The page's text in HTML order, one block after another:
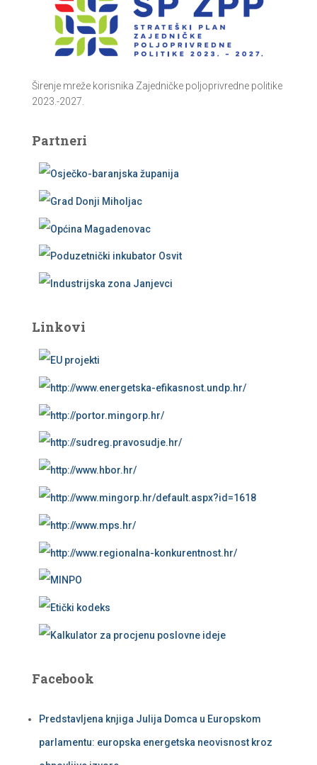
Širenje mreže korisnika Zajedničke poljoprivredne politike
2023.-2027.
Partneri
Linkovi
Facebook
Predstavljena knjiga Julija Domca u Europskom
parlamentu: europska energetska neovisnost kroz